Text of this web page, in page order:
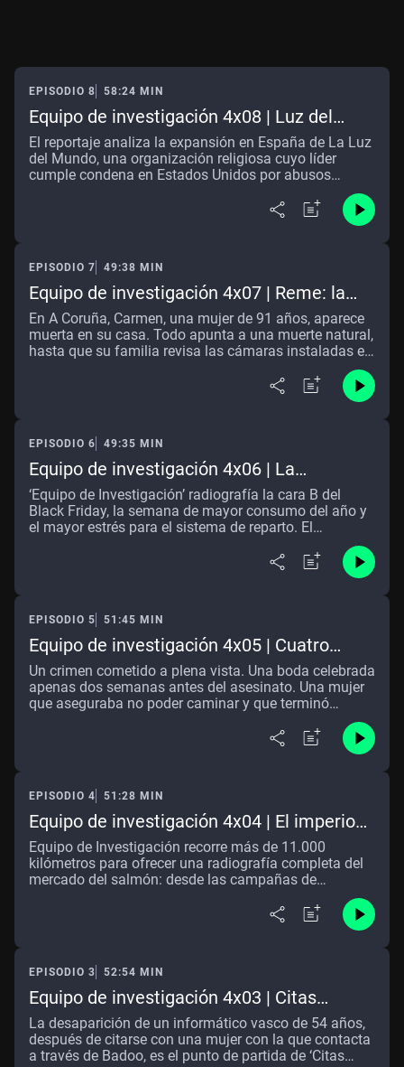
EPISODIO 8 58:24 MIN
Equipo de investigación 4x08 | Luz del
mundo: fe, poder y control
El reportaje analiza la expansión en España de La Luz
del Mundo, una organización religiosa cuyo líder
cumple condena en Estados Unidos por abusos
sexuales a menores. La investigación pone el foco en
el crecimiento de la organización en España, con
decenas de templos repartidos por todo el país, y
Cena, marcada por el hermetismo y el control interno.
EPISODIO 7 49:38 MIN
Equipo de investigación 4x07 | Reme: la
asesina de ancianas
En A Coruña, Carmen, una mujer de 91 años, aparece
muerta en su casa. Todo apunta a una muerte natural,
hasta que su familia revisa las cámaras instaladas en
la vivienda. Las imágenes muestran la presencia de
una mujer desconocida que comparte mesa con ella
EPISODIO 6 49:35 MIN
Equipo de investigación 4x06 | La
trastienda del black friday
‘Equipo de Investigación’ radiografía la cara B del
Black Friday, la semana de mayor consumo del año y
el mayor estrés para el sistema de reparto. El
programa de Gloria Serra accede al interior de una de
las mayores plataformas logísticas de España, donde
miles de paquetes se clasifican sin descanso en
investigación muestra cómo se sostiene un modelo
diseñado para enviar millones de pedidos en 24
horas… y qué ocurre cuando la maquinaria falla.
EPISODIO 5 51:45 MIN
Equipo de investigación 4x05 | Cuatro
bodas y un asesinato
Un crimen cometido a plena vista. Una boda celebrada
apenas dos semanas antes del asesinato. Una mujer
que aseguraba no poder caminar y que terminó
Investigación’ reconstruye el caso de la conocida
como “viuda negra” de Alicante, condenada a 23 años
EPISODIO 4 51:28 MIN
Equipo de investigación 4x04 | El imperio
del salmón
Equipo de Investigación recorre más de 11.000
kilómetros para ofrecer una radiografía completa del
mercado del salmón: desde las campañas de
producción en granjas marinas. Un producto que en
2023 superó por primera vez a la merluza como el
EPISODIO 3 52:54 MIN
Equipo de investigación 4x03 | Citas
peligrosas
La desaparición de un informático vasco de 54 años,
después de citarse con una mujer con la que contacta
a través de Badoo, es el punto de partida de ‘Citas